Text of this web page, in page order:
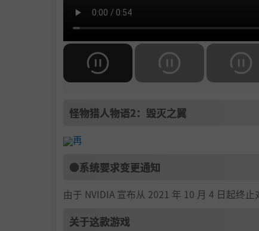
怪物猎人物语2：毁灭之翼
再
●系统要求变更通知
由于 NVIDIA 宣布从 2021 年 10 月 4 日起终
关于这款游戏